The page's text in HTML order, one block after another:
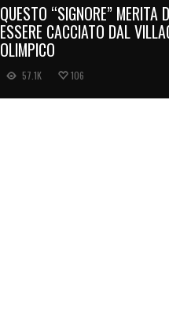
QUESTO “SIGNORE” MERITA
ESSERE CACCIATO DAL
OLIMPICO
57.1K 106